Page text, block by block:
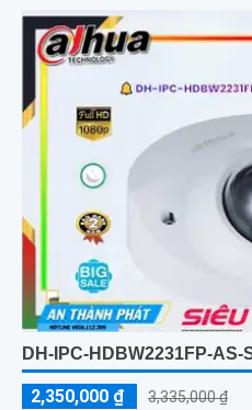
DH-IPC-HDBW2231FP-
2,350,000 ₫ 3,335,000 ₫